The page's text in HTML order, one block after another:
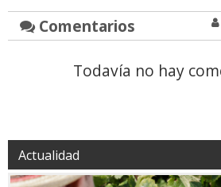
Comentarios
Todavía no hay
Actualidad